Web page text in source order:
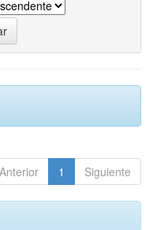
Anterior 1 Siguiente